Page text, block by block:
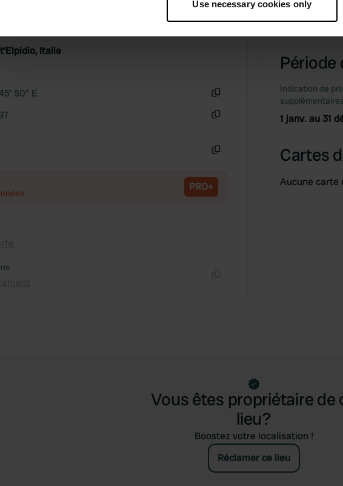
Find out more about how your personal data is processed and set your
about your use of our site with our social media, advertising and
other information that you’ve provided to them or that they’ve collected from your
Use necessary cookies only
Italie
Copie
50" E
PRO+
Indication de
1 janv. au 31
Cartes
Aucune carte
Vous êtes propriétaire de
lieu?
Boostez votre localisation !
Réclamer ce lieu